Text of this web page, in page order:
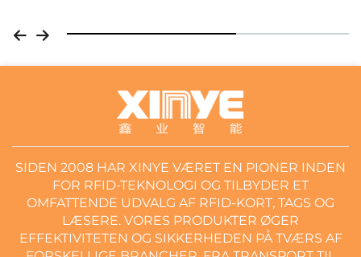
SIDEN 2008 HAR XINYE VÆRET EN PIONER INDEN
FOR RFID-TEKNOLOGI OG TILBYDER ET
OMFATTENDE UDVALG AF RFID-KORT, TAGS OG
LÆSERE. VORES PRODUKTER ØGER
EFFEKTIVITETEN OG SIKKERHEDEN PÅ TVÆRS AF